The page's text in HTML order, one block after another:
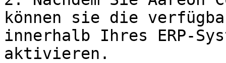
können sie die
innerhalb Ihres ERP-
aktivieren.